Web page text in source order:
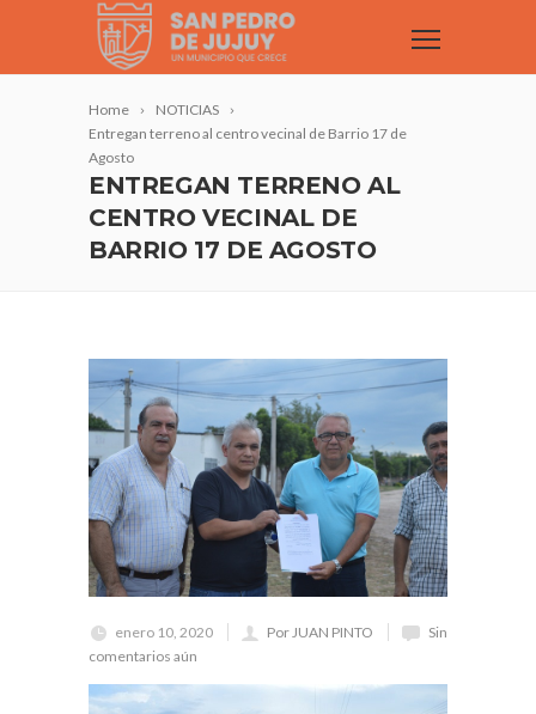
Home
NOTICIAS
Entregan terreno al centro vecinal de Barrio 17 de
Agosto
ENTREGAN TERRENO AL
CENTRO VECINAL DE
BARRIO 17 DE AGOSTO
enero 10, 2020 Por JUAN PINTO
Sin
comentarios aún